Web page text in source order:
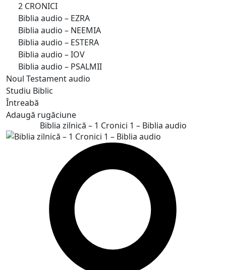
2 CRONICI
Biblia audio – EZRA
Biblia audio – NEEMIA
Biblia audio – ESTERA
Biblia audio – IOV
Biblia audio – PSALMII
Noul Testament audio
Studiu Biblic
Întreabă
Adaugă rugăciune
Biblia zilnică – 1 Cronici 1 – Biblia audio